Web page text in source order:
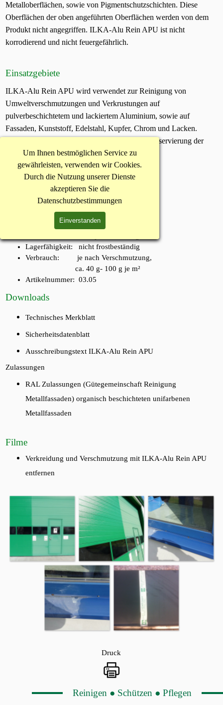
Um Ihnen bestmöglichen Service zu
gewährleisten, verwenden wir Cookies.
Durch die Nutzung unserer Dienste
akzeptieren Sie die
Datenschutzbestimmungen
Einverstanden
Metalloberflächen, sowie von Pigmentschutzschichten. Diese
Oberflächen der oben angeführten Oberflächen werden von dem
Produkt nicht angegriffen. ILKA-Alu Rein APU ist nicht
korrodierend und nicht feuergefährlich.
Einsatzgebiete
ILKA-Alu Rein APU wird verwendet zur Reinigung von
Umweltverschmutzungen und Verkrustungen auf
pulverbeschichtetem und lackiertem Aluminium, sowie auf
Fassaden, Kunststoff, Edelstahl, Kupfer, Chrom und Lacken.
ILKA-Alu Rein APU wird ebenfalls für die Konservierung der
oben angeführten Oberflächen verwendet.
Gefahrenklasse: keine
pH-Wert: 6,5 bis 7
Lagerfähigkeit: nicht frostbeständig
Verbrauch: je nach Verschmutzung,
ca. 40 g- 100 g je m²
Artikelnummer: 03.05
Downloads
Technisches Merkblatt
Sicherheitsdatenblatt
Ausschreibungstext ILKA-Alu Rein APU
Zulassungen
RAL Zulassungen (Gütegemeinschaft Reinigung
Metallfassaden) organisch beschichteten unifarbenen
Metallfassaden
Filme
Verkreidung und Verschmutzung mit ILKA-Alu Rein APU
entfernen
Druck
Reinigen ● Schützen ● Pflegen